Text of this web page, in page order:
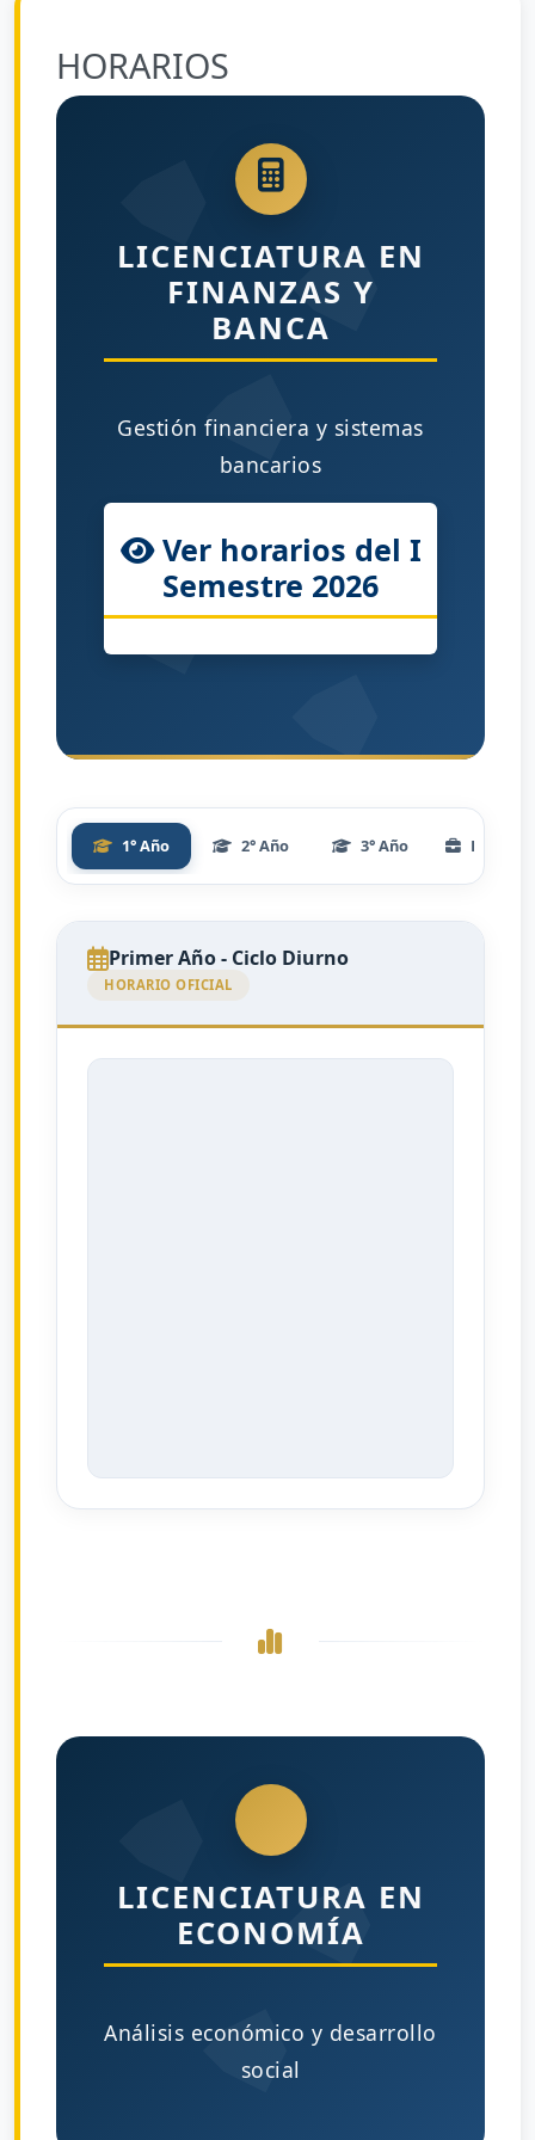
HORARIOS
LICENCIATURA EN
FINANZAS Y
BANCA
Gestión financiera y sistemas
bancarios
Ver horarios del I
Semestre 2026
1° Año 2° Año 3° Año Práctica
Primer Año - Ciclo Diurno
HORARIO OFICIAL
LICENCIATURA EN
ECONOMÍA
Análisis económico y desarrollo
social